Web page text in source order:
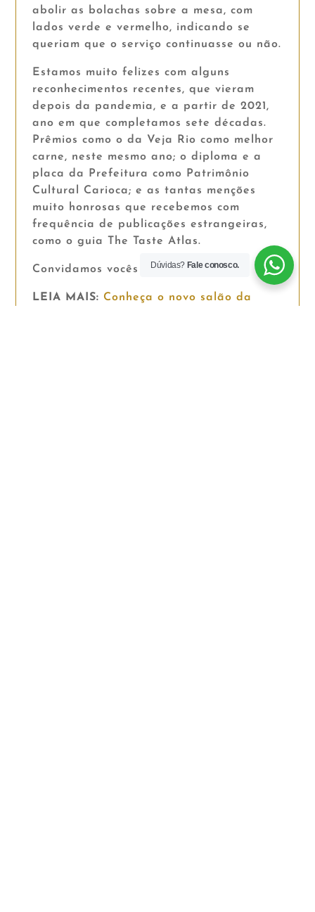
abolir as bolachas sobre a mesa, com
lados verde e vermelho, indicando se
queriam que o serviço continuasse ou não.
Estamos muito felizes com alguns
reconhecimentos recentes, que vieram
depois da pandemia, e a partir de 2021,
ano em que completamos sete décadas.
Prêmios como o da Veja Rio como melhor
carne, neste mesmo ano; o diploma e a
placa da Prefeitura como Patrimônio
Cultural Carioca; e as tantas menções
muito honrosas que recebemos com
frequência de publicações estrangeiras,
como o guia The Taste Atlas.
Convidamos vocês a nos visitarem.
LEIA MAIS: Conheça o novo salão da
Dúvidas? Fale conosco.